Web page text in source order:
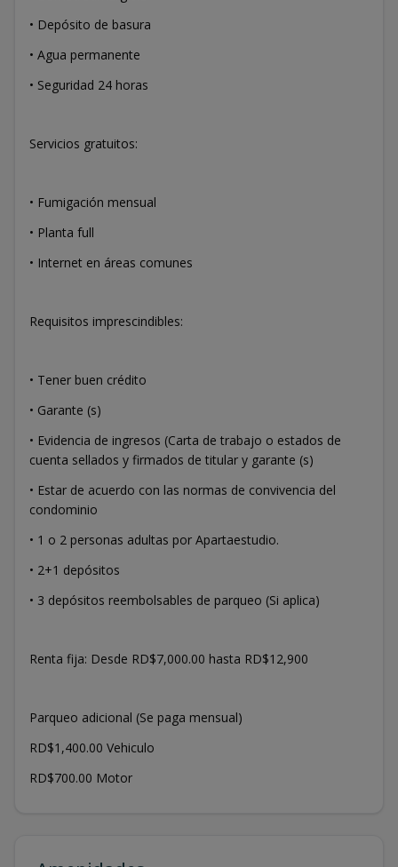
• Depósito de basura
• Agua permanente
• Seguridad 24 horas
Servicios gratuitos:
• Fumigación mensual
• Planta full
• Internet en áreas comunes
Requisitos imprescindibles:
• Tener buen crédito
• Garante (s)
• Evidencia de ingresos (Carta de trabajo o estados de
cuenta sellados y firmados de titular y garante (s)
• Estar de acuerdo con las normas de convivencia del
condominio
• 1 o 2 personas adultas por Apartaestudio.
• 2+1 depósitos
• 3 depósitos reembolsables de parqueo (Si aplica)
Renta fija: Desde RD$7,000.00 hasta RD$12,900
Parqueo adicional (Se paga mensual)
RD$1,400.00 Vehiculo
RD$700.00 Motor